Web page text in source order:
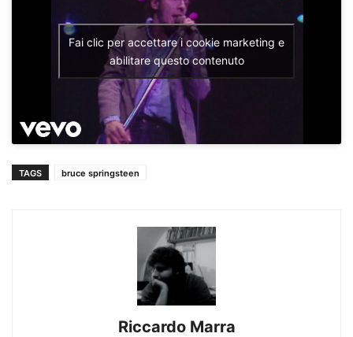
Fai clic per accettare i cookie marketing e
abilitare questo contenuto
TAGS bruce springsteen
Riccardo Marra